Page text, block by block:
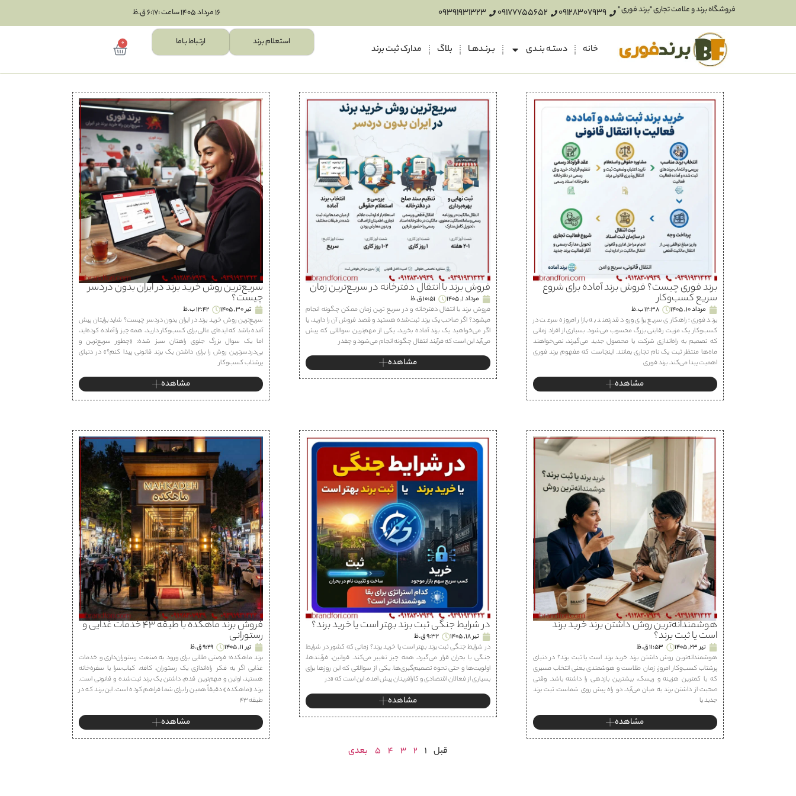
فروشگاه برند و علامت تجاری "برند فوری " 09128307939
09177755652
09391931323 16 مرداد 1405 ساعت :6:17 ق.ظ
خانه دستـه بنـدی بـرنـدهـا بلاگ مدارک ثبت برند
استعلام برند ارتـباط بـاما 0
برند فوری چیست؟ فروش برند آماده برای شروع
سریع کسب‌وکار
مرداد 10, 1405
12:38 ب.ظ
برند فوری؛ راهکاری سریع برای ورود قدرتمند به بازار امروزه سرعت در
کسب‌وکار یک مزیت رقابتی بزرگ محسوب می‌شود. بسیاری از افراد زمانی
که تصمیم به راه‌اندازی شرکت یا محصول جدید می‌گیرند، نمی‌خواهند
ماه‌ها منتظر ثبت یک نام تجاری بمانند. اینجاست که مفهوم برند فوری
اهمیت پیدا می‌کند. برند فوری
مشاهده
فروش برند با انتقال دفترخانه در سریع‌ترین زمان
مرداد 1, 1405
10:51 ق.ظ
فروش برند با انتقال دفترخانه و در سریع ترین زمان ممکن چگونه انجام
میشود؟ اگر صاحب یک برند ثبت‌شده هستید و قصد فروش آن را دارید، یا
اگر می‌خواهید یک برند آماده بخرید، یکی از مهم‌ترین سوالاتی که پیش
می‌آید این است که فرآیند انتقال چگونه انجام می‌شود و چقدر
مشاهده
سریع‌ترین روش خرید برند در ایران بدون دردسر
چیست؟
تیر 30, 1405
12:42 ب.ظ
سریع‌ترین روش خرید برند در ایران بدون دردسر چیست؟ شاید برایتان پیش
آمده باشد که ایده‌ای عالی برای کسب‌وکار دارید، همه چیز را آماده کرده‌اید،
اما یک سوال بزرگ جلوی راهتان سبز شده: «چطور سریع‌ترین و
بی‌دردسرترین روش را برای داشتن یک برند قانونی پیدا کنم؟» در دنیای
پرشتاب کسب‌وکار
مشاهده
هوشمندانه‌ترین روش داشتن برند خرید برند
است یا ثبت برند؟
تیر 23, 1405
11:53 ق.ظ
هوشمندانه‌ترین روش داشتن برند خرید برند است یا ثبت برند؟ در دنیای
پرشتاب کسب‌وکار امروز، زمان طلاست و هوشمندی یعنی انتخاب مسیری
که با کمترین هزینه و ریسک، بیشترین بازدهی را داشته باشد. وقتی
صحبت از داشتن برند به میان می‌آید، دو راه پیش روی شماست: ثبت برند
جدید یا
مشاهده
در شرایط جنگی ثبت برند بهتر است یا خرید برند؟
تیر 18, 1405
9:32 ق.ظ
در شرایط جنگی ثبت برند بهتر است یا خرید برند؟ زمانی که کشور در شرایط
جنگی یا بحران قرار می‌گیرد، همه چیز تغییر می‌کند. قوانین، فرآیندها،
اولویت‌ها و حتی نحوه تصمیم‌گیری‌ها. یکی از سوالاتی که این روزها برای
بسیاری از فعالان اقتصادی و کارآفرینان پیش آمده، این است که «در
مشاهده
فروش برند ماهكده با طبقه ۴۳ خدمات غذایی و
رستورانی
تیر 11, 1405
9:29 ق.ظ
برند ماهكده؛ فرصتی طلایی برای ورود به صنعت رستوران‌داری و خدمات
غذایی اگر به فکر راه‌اندازی یک رستوران، كافه، كباب‌سرا یا سفره‌خانه
هستید، اولین و مهم‌ترین قدم، داشتن یک برند ثبت‌شده و قانونی است.
برند «ماهكده» دقیقاً همین را برای شما فراهم کرده است. این برند که در
طبقه ۴۳
مشاهده
قبل 1
2
3
4
5 بعدی